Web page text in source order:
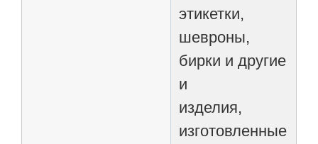
этикетки,
шевроны,
бирки и другие
и
изделия,
изготовленные